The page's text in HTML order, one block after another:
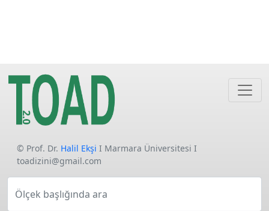
© Prof. Dr. Halil Ekşi I Marmara Üniversitesi I
toadizini@gmail.com
Ölçek başlığında ara